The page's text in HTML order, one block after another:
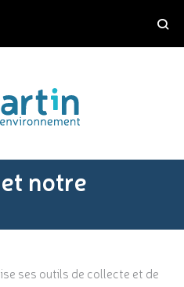
notre
ses outils de collecte et de